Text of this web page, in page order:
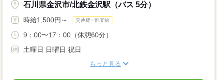
石川県金沢市/北鉄金沢駅（バス 5分）
時給1,500円～ 交通費一部支給
9：00〜17：00（休憩60分）
土曜日 日曜日 祝日
もっと見る